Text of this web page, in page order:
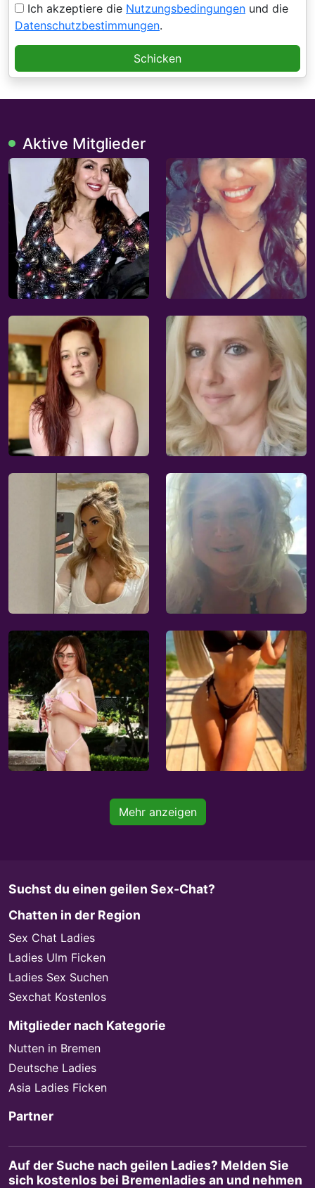
Ich akzeptiere die Nutzungsbedingungen und die
Datenschutzbestimmungen.
Schicken
Aktive Mitglieder
Mehr anzeigen
Suchst du einen geilen Sex-Chat?
Chatten in der Region
Sex Chat Ladies
Ladies Ulm Ficken
Ladies Sex Suchen
Sexchat Kostenlos
Mitglieder nach Kategorie
Nutten in Bremen
Deutsche Ladies
Asia Ladies Ficken
Partner
Auf der Suche nach geilen Ladies? Melden Sie
sich kostenlos bei Bremenladies an und nehmen